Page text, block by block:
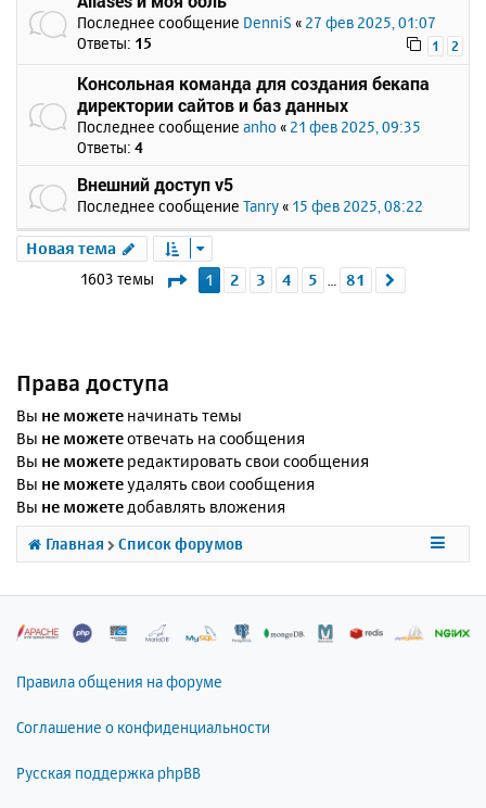
Последнее сообщение DenniS « 27 фев 2025, 01:07
Ответы: 15 1 2
Консольная команда для создания бекапа
директории сайтов и баз данных
Последнее сообщение anho « 21 фев 2025, 09:35
Ответы: 4
Внешний доступ v5
Последнее сообщение Tanry « 15 фев 2025, 08:22
Новая тема
1603 темы Страница1 из 81
1 2 3 4 5 … 81
Права доступа
Вы не можете начинать темы
Вы не можетеотвечать на сообщения
Вы не можете редактировать свои сообщения
Вы не можетеудалять свои сообщения
Вы не можетедобавлять вложения
Главная Список форумов
Правила общения на форуме
Соглашение о конфиденциальности
Русская поддержка phpBB